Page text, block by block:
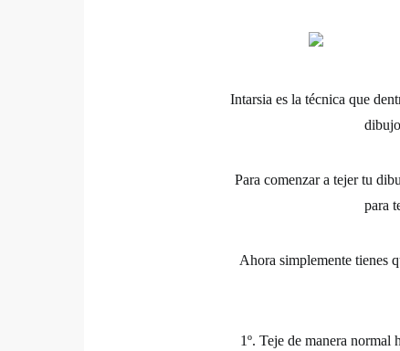
Intarsia es la técnica que
Para comenzar a tejer tu
para
Ahora simplemente tienes
1º. Teje de manera normal